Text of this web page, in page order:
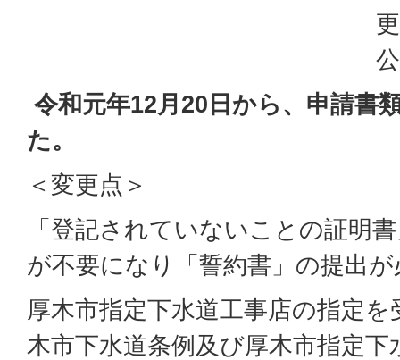
令和元年12月20日から、申請書
た。
＜変更点＞
「登記されていないことの証明
が不要になり「誓約書」の提出
厚木市指定下水道工事店の指定
木市下水道条例及び厚木市指定